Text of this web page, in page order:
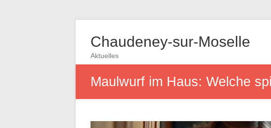
Chaudeney-sur-Moselle
Aktuelles
Maulwurf im Haus: Welche